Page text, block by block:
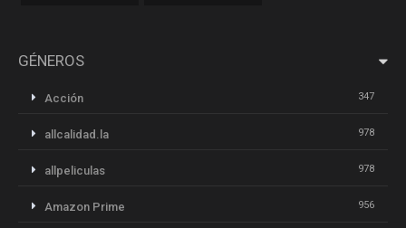
GÉNEROS
Acción 347
allcalidad.la 978
allpeliculas 978
Amazon Prime 956